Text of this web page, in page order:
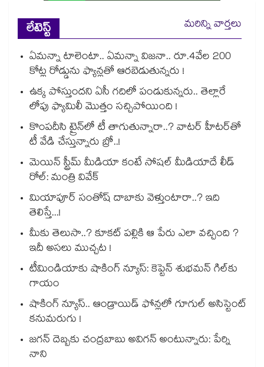
లేటెస్ట్
మరిన్ని వార్తలు
ఏమన్నా టాలెంటా.. ఏమన్నా విజనా.. రూ.4వేల 200
కోట్ల రోడ్డును ఫ్యాన్లతో ఆరబెడుతున్నరు !
ఉక్క పోస్తుందని ఏసీ గదిలో పండుకున్నరు.. తెల్లారే
లోపు ఫ్యామిలీ మొత్తం సచ్చిపోయింది !
కొంపదీసి ట్రైన్⁬లో టీ తాగుతున్నారా..? వాటర్ హీటర్⁭⁭తో
టీ వేడి చేస్తున్నారు బ్రో..!
మెయిన్ స్ట్రీమ్ మీడియా కంటే సోషల్ మీడియాదే లీడ్
రోల్: మంత్రి వివేక్
మియాపూర్ సంతోష్ దాబాకు వెళ్తుంటారా..? ఇది
తెలిస్తే...!
మీకు తెలుసా..? కూకట్ పల్లికి ఆ పేరు ఎలా వచ్చింది ?
ఇదీ అసలు ముచ్చట !
టీమిండియాకు షాకింగ్ న్యూస్: కెప్టెన్ శుభమన్ గిల్‎కు
గాయం
షాకింగ్ న్యూస్.. ఆండ్రాయిడ్ ఫోన్లలో గూగుల్ అసిస్టెంట్
కనుమరుగు !
జగన్ దెబ్బకు చంద్రబాబు అవిగన్ అంటున్నారు: పేర్ని
నాని